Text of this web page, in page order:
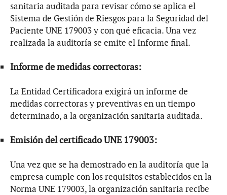
sanitaria auditada para revisar cómo se aplica el
Sistema de Gestión de Riesgos para la Seguridad del
Paciente UNE 179003 y con qué eficacia. Una vez
realizada la auditoría se emite el Informe final.
Informe de medidas correctoras:
La Entidad Certificadora exigirá un informe de
medidas correctoras y preventivas en un tiempo
determinado, a la organización sanitaria auditada.
Emisión del certificado UNE 179003:
Una vez que se ha demostrado en la auditoría que la
empresa cumple con los requisitos establecidos en la
Norma UNE 179003, la organización sanitaria recibe